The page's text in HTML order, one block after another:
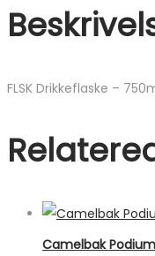
FLSK Drikkeflaske –
Camelbak